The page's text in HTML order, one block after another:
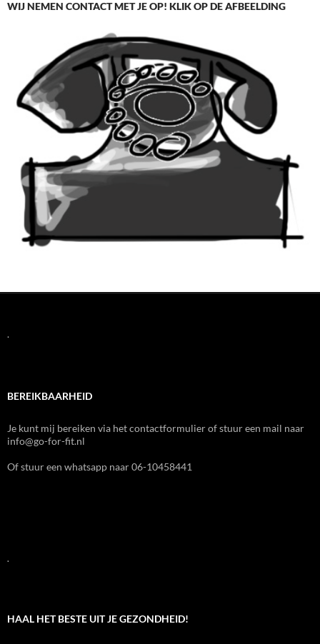
WIJ NEMEN CONTACT MET JE OP! KLIK OP DE AFBEELDING
.
BEREIKBAARHEID
Je kunt mij bereiken via het contactformulier of stuur een mail naar
info@go-for-fit.nl
Of stuur een whatsapp naar 06-10458441
.
HAAL HET BESTE UIT JE GEZONDHEID!